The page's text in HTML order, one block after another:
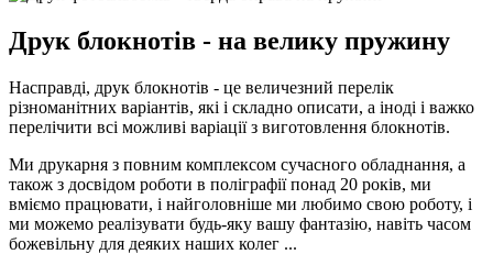
Друк блокнотів - на велику пружину
Насправді, друк блокнотів - це величезний перелік
різноманітних варіантів, які і складно описати, а іноді і важко
перелічити всі можливі варіації з виготовлення блокнотів.
Ми друкарня з повним комплексом сучасного обладнання, а
також з досвідом роботи в поліграфії понад 20 років, ми
вміємо працювати, і найголовніше ми любимо свою роботу, і
ми можемо реалізувати будь-яку вашу фантазію, навіть часом
божевільну для деяких наших колег ...